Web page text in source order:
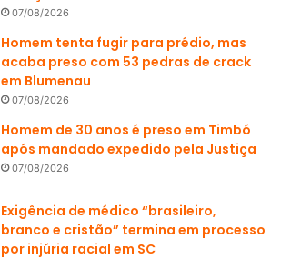
07/08/2026
Homem tenta fugir para prédio, mas
acaba preso com 53 pedras de crack
em Blumenau
07/08/2026
Homem de 30 anos é preso em Timbó
após mandado expedido pela Justiça
07/08/2026
Exigência de médico “brasileiro,
branco e cristão” termina em processo
por injúria racial em SC